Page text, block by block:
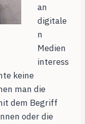
an
digitale
n
Medien
interess
keine
man die
dem Begriff
oder die